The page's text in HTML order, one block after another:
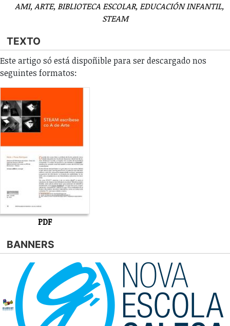
AMI ARTE BIBLIOTECA ESCOLAR EDUCACIÓN INFANTIL
STEAM
TEXTO
Este artigo só está dispoñible para ser descargado nos
seguintes formatos:
PDF
BANNERS